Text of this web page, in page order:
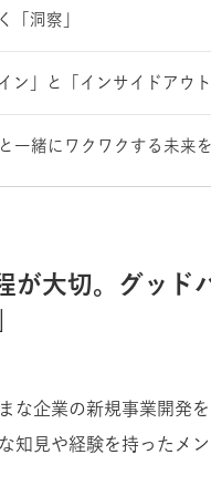
「洞察」
ン」と「インサイドアウト
一緒にワクワクする未来
が大切。グッド
な企業の新規事業開発
知見や経験を持ったメ